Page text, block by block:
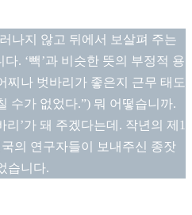
나지 않고 뒤에서 보살펴 주는
. ‘빽’과 비슷한 뜻의 부정적 용
찌나 벗바리가 좋은지 근무 태도
수가 없었다.”) 뭐 어떻습니까.
리’가 돼 주겠다는데. 작년의 제1
의 연구자들이 보내주신 종잣
습니다.